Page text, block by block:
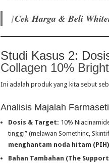
[Cek Harga & Beli
Studi Kasus 2:
Collagen 10%
Ini adalah produk yang kita sebut
Analisis Majalah
Dosis & Target: 10%
tinggi” (melawan Somethinc,
menghantam noda hitam (PIH)
Bahan Tambahan (The